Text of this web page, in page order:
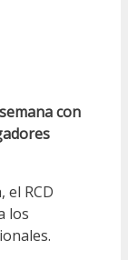
con
el RCD
los